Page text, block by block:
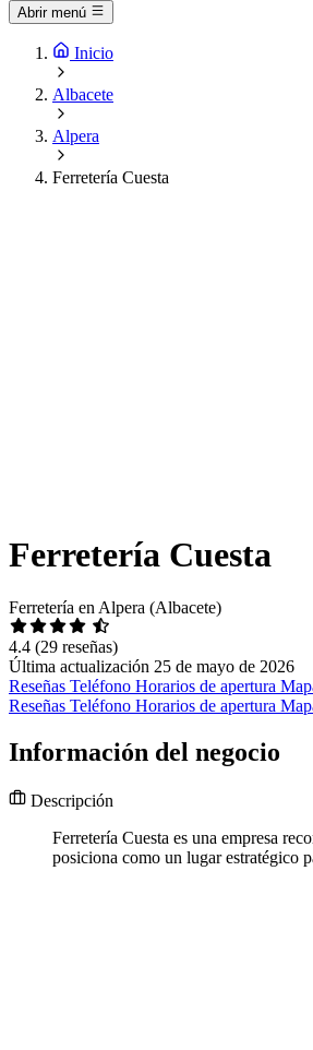
Abrir menú
Inicio
Albacete
Alpera
Ferretería Cuesta
Ferretería Cuesta
Ferretería en Alpera (Albacete)
4.4 (29 reseñas)
Última actualización 25 de mayo de 2026
Reseñas Teléfono Horarios de apertura
Reseñas Teléfono Horarios de apertura
Información del negocio
Descripción
Ferretería Cuesta es una empresa
posiciona como un lugar estratégico